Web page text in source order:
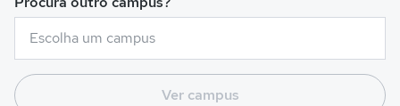
Ver campus